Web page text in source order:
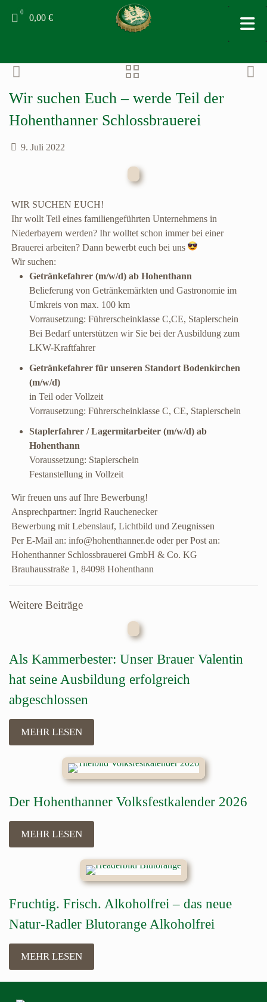
0
0,00 €
Wir suchen Euch – werde Teil der
Hohenthanner Schlossbrauerei
9. Juli 2022
WIR SUCHEN EUCH!
Ihr wollt Teil eines familiengeführten Unternehmens in
Niederbayern werden? Ihr wolltet schon immer bei einer
Brauerei arbeiten? Dann bewerbt euch bei uns
Wir suchen:
Getränkefahrer (m/w/d) ab Hohenthann
Belieferung von Getränkemärkten und Gastronomie im
Umkreis von max. 100 km
Vorrausetzung: Führerscheinklasse C,CE, Staplerschein
Bei Bedarf unterstützen wir Sie bei der Ausbildung zum
LKW-Kraftfahrer
Getränkefahrer für unseren Standort Bodenkirchen
(m/w/d)
in Teil oder Vollzeit
Vorrausetzung: Führerscheinklasse C, CE, Staplerschein
Staplerfahrer / Lagermitarbeiter (m/w/d) ab
Hohenthann
Voraussetzung: Staplerschein
Festanstellung in Vollzeit
Wir freuen uns auf Ihre Bewerbung!
Ansprechpartner: Ingrid Rauchenecker
Bewerbung mit Lebenslauf, Lichtbild und Zeugnissen
Per E-Mail an: info@hohenthanner.de oder per Post an:
Hohenthanner Schlossbrauerei GmbH & Co. KG
Brauhausstraße 1, 84098 Hohenthann
Weitere Beiträge
Als Kammerbester: Unser Brauer Valentin
hat seine Ausbildung erfolgreich
abgeschlossen
MEHR LESEN
Der Hohenthanner Volksfestkalender 2026
MEHR LESEN
Fruchtig. Frisch. Alkoholfrei – das neue
Natur-Radler Blutorange Alkoholfrei
MEHR LESEN